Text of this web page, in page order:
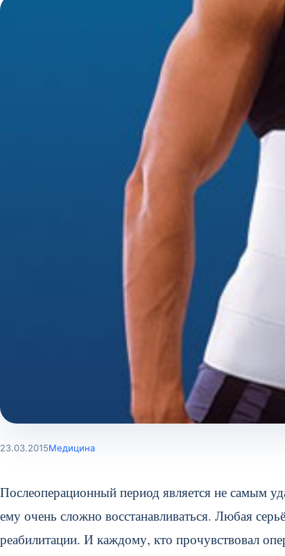
23.03.2015Медицина
Послеоперационный период является не самым
ему очень сложно восстанавливаться. Любая
реабилитации. И каждому, кто прочувствовал